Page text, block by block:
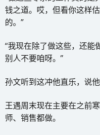
钱之道。哎，但看你这样
的。”
“我现在除了做这些，还能
别人不要咱呀。”
孙文听到这冲他直乐，说他
王遇周末现在主要在之前
师、销售都做。